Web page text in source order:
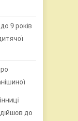
9 років
до